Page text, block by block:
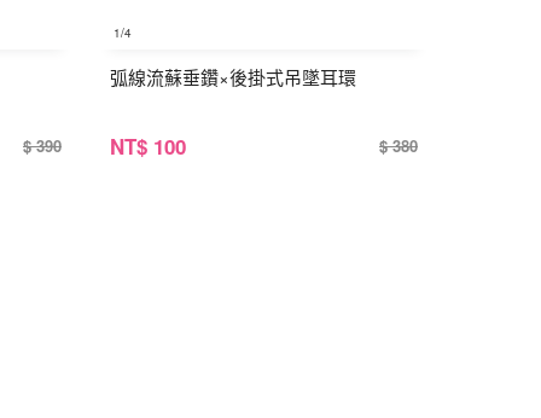
$ 390
1/4
弧線流蘇垂鑽×後掛式吊墜耳環
NT$ 100 $ 380